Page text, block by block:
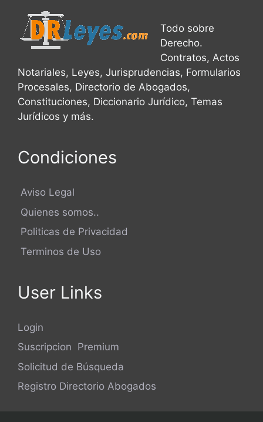
Todo sobre
Derecho.
Contratos, Actos
Notariales, Leyes, Jurisprudencias, Formularios
Procesales, Directorio de Abogados,
Constituciones, Diccionario Jurídico, Temas
Jurídicos y más.
Condiciones
Aviso Legal
Quienes somos..
Politicas de Privacidad
Terminos de Uso
User Links
Login
Suscripcion Premium
Solicitud de Búsqueda
Registro Directorio Abogados